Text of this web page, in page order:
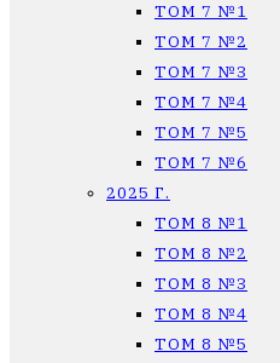
ТОМ 7 №1
ТОМ 7 №2
ТОМ 7 №3
ТОМ 7 №4
ТОМ 7 №5
ТОМ 7 №6
2025 Г.
ТОМ 8 №1
ТОМ 8 №2
ТОМ 8 №3
ТОМ 8 №4
ТОМ 8 №5